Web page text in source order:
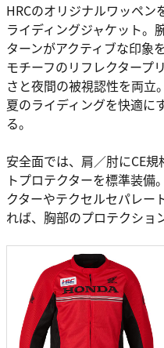
HRCのオリジナルワッペン
ライディングジャケット。
ターンがアクティブな印象
モチーフのリフレクタープ
さと夜間の被視認性を両立
夏のライディングを快適に
る。
安全面では、肩／肘にCE
トプロテクターを標準装
クターやテクセルセパレー
れば、胸部のプロテクショ